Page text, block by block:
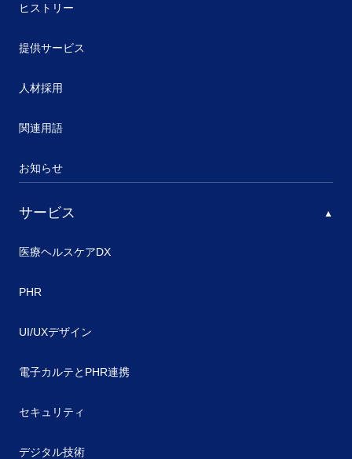
ヒストリー
提供サービス
人材採用
関連用語
お知らせ
サービス
医療ヘルスケアDX
PHR
UI/UXデザイン
電子カルテとPHR連携
セキュリティ
デジタル技術